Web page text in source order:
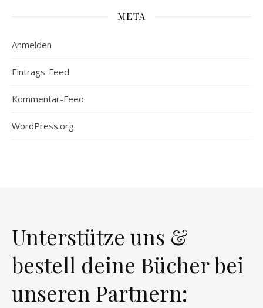
META
Anmelden
Eintrags-Feed
Kommentar-Feed
WordPress.org
Unterstütze uns &
bestell deine Bücher bei
unseren Partnern: